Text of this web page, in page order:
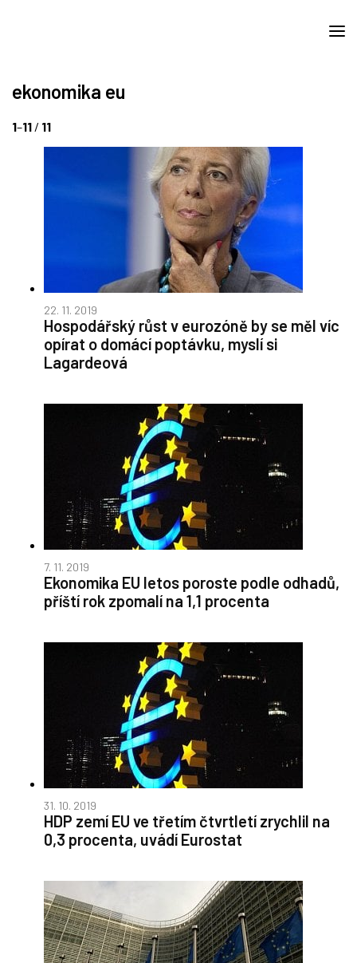
ekonomika eu
1–11 / 11
22. 11. 2019
Hospodářský růst v eurozóně by se měl víc
opírat o domácí poptávku, myslí si
Lagardeová
7. 11. 2019
Ekonomika EU letos poroste podle odhadů,
příští rok zpomalí na 1,1 procenta
31. 10. 2019
HDP zemí EU ve třetím čtvrtletí zrychlil na
0,3 procenta, uvádí Eurostat